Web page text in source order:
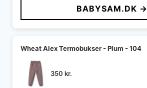
BABYSAM.DK →
Wheat Alex Termobukser - Plum - 104
350 kr.